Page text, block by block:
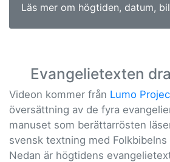
Läs mer om högtiden, datum,
Evangelietexten
Videon kommer från Lumo
översättning av de fyra
manuset som berättarrösten
svensk textning med
Nedan är högtidens